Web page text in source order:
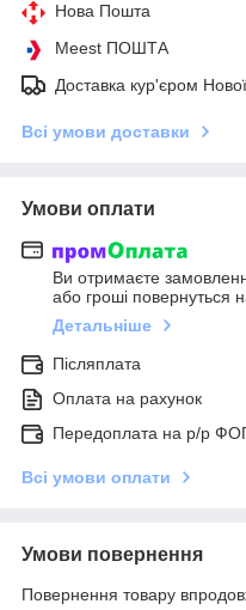
Нова Пошта
Meest ПОШТА
Доставка кур'єром
Всі умови доставки
Умови оплати
Ви отримаєте
або гроші повернуться
Детальніше
Післяплата
Оплата на рахунок
Передоплата на р/р
Всі умови оплати
Умови повернення
Повернення товару